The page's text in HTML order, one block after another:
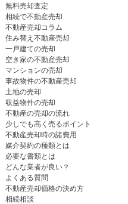
無料売却査定
相続で不動産売却
不動産売却コラム
住み替え不動産売却
一戸建ての売却
空き家の不動産売却
マンションの売却
事故物件の不動産売却
土地の売却
収益物件の売却
不動産の売却の流れ
少しでも高く売るポイント
不動産売却時の諸費用
媒介契約の種類とは
必要な書類とは
どんな業者が良い？
よくある質問
不動産売却価格の決め方
相続相談